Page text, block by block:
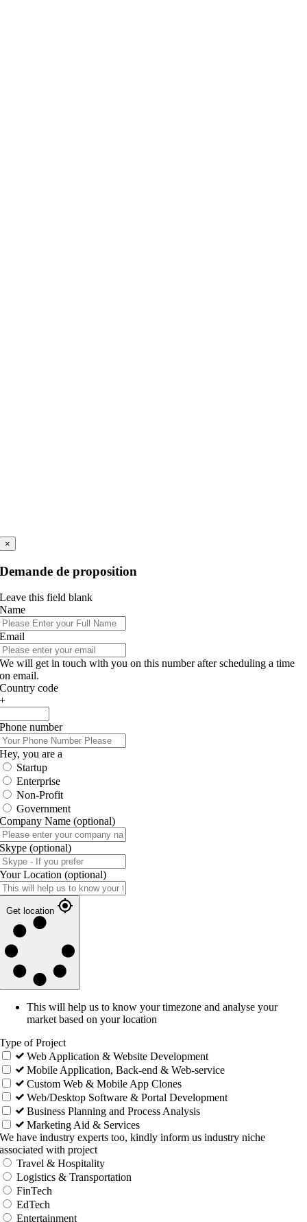
×
Demande de proposition
Leave this field blank
Name
Email
We will get in touch with you on this number after scheduling a time
on email.
Country code
+
Phone number
Hey, you are a
Startup
Enterprise
Non-Profit
Government
Company Name (optional)
Skype (optional)
Your Location (optional)
Get location
This will help us to know your timezone and analyse your
market based on your location
Type of Project
Web Application & Website Development
Mobile Application, Back-end & Web-service
Custom Web & Mobile App Clones
Web/Desktop Software & Portal Development
Business Planning and Process Analysis
Marketing Aid & Services
We have industry experts too, kindly inform us industry niche
associated with project
Travel & Hospitality
Logistics & Transportation
FinTech
EdTech
Entertainment